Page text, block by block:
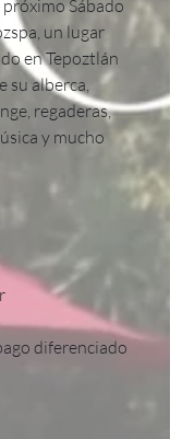
Sábado
un lugar
en Tepoztlán
su alberca,
regaderas,
y mucho
diferenciado